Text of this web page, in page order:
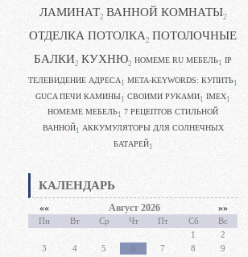
ЛАМИНАТ2 ВАННОЙ КОМНАТЫ2
ОТДЕЛКА ПОТОЛКА2 ПОТОЛОЧНЫЕ
БАЛКИ2 КУХНЮ2 HOMEME RU МЕБЕЛЬ1 IP
ТЕЛЕВИДЕНИЕ АДРЕСА 1 META-KEYWORDS: КУПИТЬ1
GUCA ПЕЧИ КАМИНЫ1 CВОИМИ РУКАМИ1 IMEX1
HOMEME МЕБЕЛЬ1 7 РЕЦЕПТОВ СТИЛЬНОЙ
ВАННОЙ1 АККУМУЛЯТОРЫ ДЛЯ СОЛНЕЧНЫХ
БАТАРЕЙ1
КАЛЕНДАРЬ
«« Август 2026 »»
Пн Вт Ср Чт Пт Сб
Вс
1
2
3
4 5 6 7 8
9